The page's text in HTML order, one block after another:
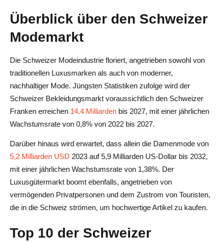
Überblick über den Schweizer
Modemarkt
Die Schweizer Modeindustrie floriert, angetrieben sowohl von
traditionellen Luxusmarken als auch von moderner,
nachhaltiger Mode. Jüngsten Statistiken zufolge wird der
Schweizer Bekleidungsmarkt voraussichtlich den Schweizer
Franken erreichen 14,4 Milliarden bis 2027, mit einer jährlichen
Wachstumsrate von 0,8% von 2022 bis 2027.
Darüber hinaus wird erwartet, dass allein die Damenmode von
5,2 Milliarden USD 2023 auf 5,9 Milliarden US-Dollar bis 2032,
mit einer jährlichen Wachstumsrate von 1,38%. Der
Luxusgütermarkt boomt ebenfalls, angetrieben von
vermögenden Privatpersonen und dem Zustrom von Touristen,
die in die Schweiz strömen, um hochwertige Artikel zu kaufen.
Top 10 der Schweizer